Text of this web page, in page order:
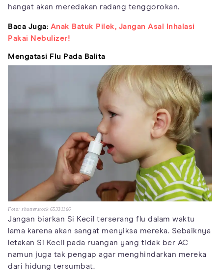
hangat akan meredakan radang tenggorokan.
Baca Juga: Anak Batuk Pilek, Jangan Asal Inhalasi
Pakai Nebulizer!
Mengatasi Flu Pada Balita
Foto: shutterstock 65331166
Jangan biarkan Si Kecil terserang flu dalam waktu
lama karena akan sangat menyiksa mereka. Sebaiknya
letakan Si Kecil pada ruangan yang tidak ber AC
namun juga tak pengap agar menghindarkan mereka
dari hidung tersumbat.